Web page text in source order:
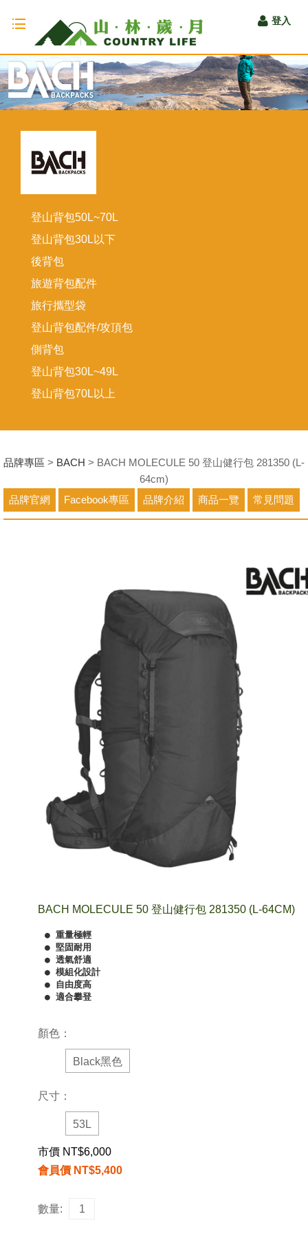
Toggle
navigation
登入
登山背包50L~70L
登山背包30L以下
後背包
旅遊背包配件
旅行攜型袋
登山背包配件/攻頂包
側背包
登山背包30L~49L
登山背包70L以上
品牌專區 > BACH > BACH MOLECULE 50 登山健行包 281350 (L-
64cm)
品牌官網
Facebook專區 品牌介紹 商品一覽 常見問題
BACH MOLECULE 50 登山健行包 281350 (L-64CM)
● 重量極輕
● 堅固耐用
● 透氣舒適
● 模組化設計
● 自由度高
● 適合攀登
顏色：
Black黑色
尺寸：
53L
市價 NT$6,000
會員價 NT$5,400
數量: